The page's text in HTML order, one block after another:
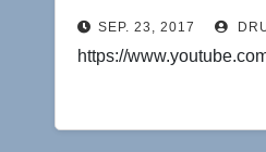
SEP. 23, 2017
https://